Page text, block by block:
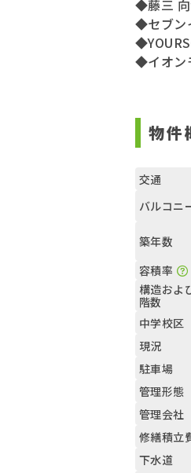
◆藤三
◆セブン
◆イオン
物件
交通
バルコニ
築年数
容積率
構造およ
階数
中学校区
現況
駐車場
管理形態
管理会社
修繕積立
下水道